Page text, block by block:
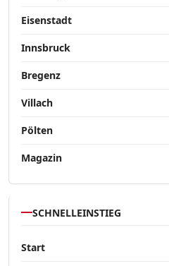
Eisenstadt
Innsbruck
Bregenz
Villach
Pölten
Magazin
SCHNELLEINSTIEG
Start